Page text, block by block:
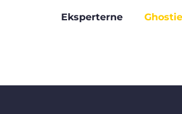
Eksperterne